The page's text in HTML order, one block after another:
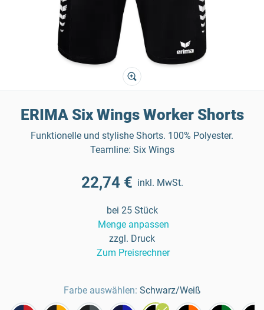
ERIMA Six Wings Worker Shorts
Funktionelle und stylishe Shorts. 100% Polyester.
Teamline: Six Wings
22,74 € inkl. MwSt.
bei 25 Stück
Menge anpassen
zzgl. Druck
Zum Preisrechner
Farbe auswählen: Schwarz/Weiß